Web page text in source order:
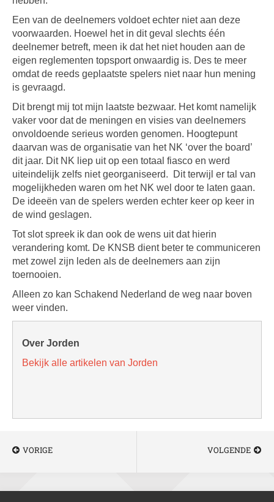
Een van de deelnemers voldoet echter niet aan deze
voorwaarden. Hoewel het in dit geval slechts één
deelnemer betreft, meen ik dat het niet houden aan de
eigen reglementen topsport onwaardig is. Des te meer
omdat de reeds geplaatste spelers niet naar hun mening
is gevraagd.
Dit brengt mij tot mijn laatste bezwaar. Het komt namelijk
vaker voor dat de meningen en visies van deelnemers
onvoldoende serieus worden genomen. Hoogtepunt
daarvan was de organisatie van het NK ‘over the board’
dit jaar. Dit NK liep uit op een totaal fiasco en werd
uiteindelijk zelfs niet georganiseerd.
Dit terwijl er tal van
mogelijkheden waren om het NK wel door te laten gaan.
De ideeën van de spelers werden echter keer op keer in
de wind geslagen.
Tot slot spreek ik dan ook de wens uit dat hierin
verandering komt. De KNSB dient beter te communiceren
met zowel zijn leden als de deelnemers aan zijn
toernooien.
Alleen zo kan Schakend Nederland de weg naar boven
weer vinden.
Over Jorden
Bekijk alle artikelen van Jorden
VORIGE VOLGENDE